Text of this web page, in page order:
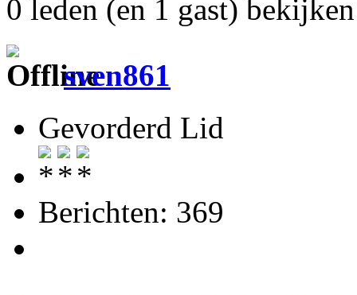
0 leden (en 1 gast)
sven861
Gevorderd Lid
Berichten: 369